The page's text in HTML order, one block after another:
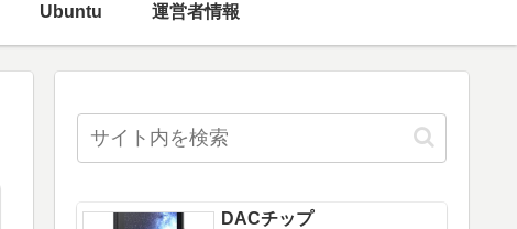
Ubuntu 運営者情報
DACチップ